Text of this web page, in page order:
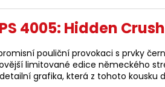
4005: Hidden
pouliční provokaci s prvky
limitované edice německého
grafika, která z tohoto kousku